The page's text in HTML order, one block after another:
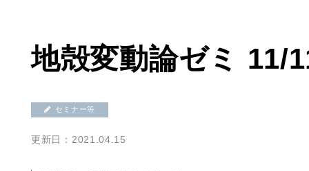
地殻変動論ゼミ 11/
セミナー等
更新日：2021.04.15